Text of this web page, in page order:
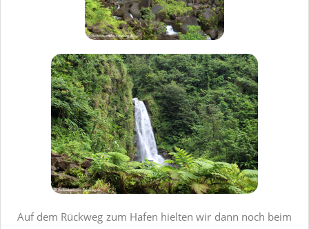
Auf dem Rückweg zum Hafen hielten wir dann noch beim